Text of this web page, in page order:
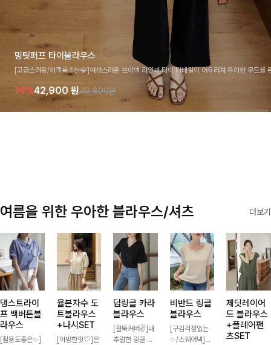
밍팃퍼프 타이블라우스
[고급스러움/하객룩추천💎]여성스러운 브이넥 라인과 타이 디테일이 어우러져 우아한 무드를
라우스 🤍 여유로운 7부 소매로 편안하게 착용되며 데일리룩부터 출근룩, 하객룩까지 세련된
기 좋은 아이템이에요
14%42,900 원49,800원
여름을 위한 우아한 블라우스/셔츠 더보기
댕스트라이
프 백버튼블
라우스
[활용도좋은✨]
율븐자수 도
트블라우스
+나시SET
[아방한핏🤍]은
덤링클 카라
블라우스
[팔뚝커버✌]내
추럴한 링클 텍
비반드 링클
블라우스
[구김걱정없는
✨/스퀘어넥]입
제딧레이어
드 블라우스
+플레어팬
츠SET